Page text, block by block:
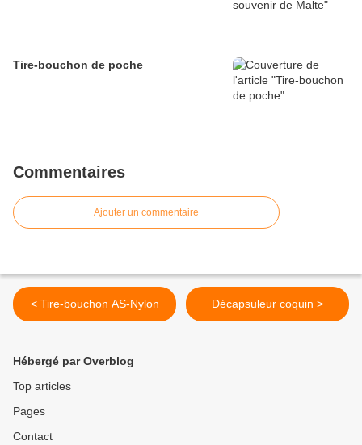
Tire-bouchon de poche
Commentaires
Ajouter un commentaire
< Tire-bouchon AS-Nylon Décapsuleur coquin >
Hébergé par Overblog
Top articles
Pages
Contact